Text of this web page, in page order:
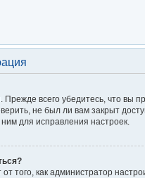
всего убедитесь, что вы
не был ли вам закрыт
для исправления настроек.
от того, как администратор